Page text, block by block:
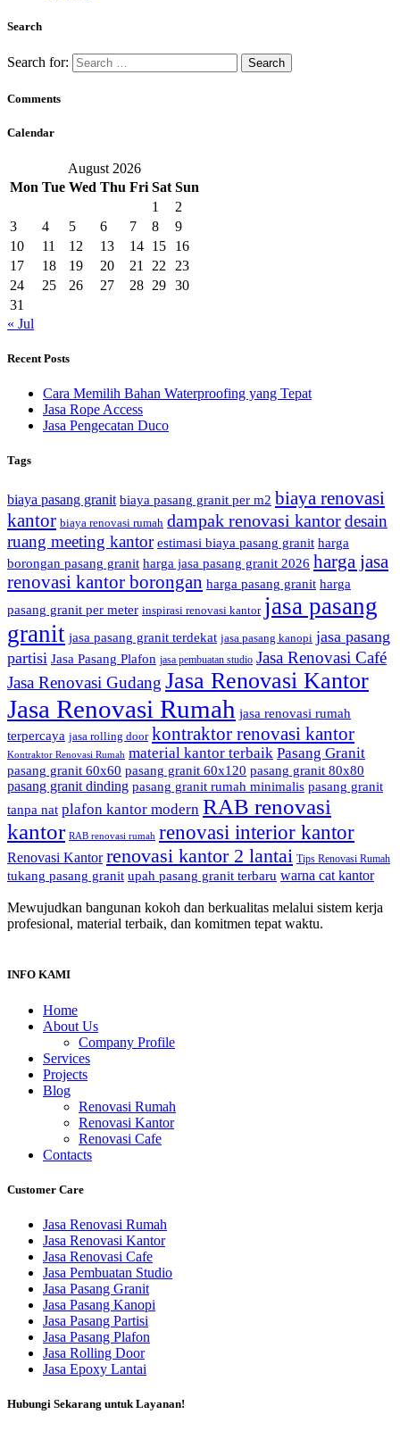
Search
Search for:
Comments
Calendar
August 2026
Mon Tue Wed Thu Fri Sat Sun
1
2
3
4 5 6 7 8
9
10
11 12 13 14 15
16
17
18 19 20 21 22
23
24
25 26 27 28 29 30
31
« Jul
Recent Posts
Cara Memilih Bahan Waterproofing yang Tepat
Jasa Rope Access
Jasa Pengecatan Duco
Tags
biaya pasang granit biaya pasang granit per m2 biaya renovasi
kantor biaya renovasi rumah dampak renovasi kantordesain
ruang meeting kantor estimasi biaya pasang granit harga
borongan pasang granit harga jasa pasang granit 2026 harga jasa
renovasi kantor borongan harga pasang granit harga
pasang granit per meter inspirasi renovasi kantor jasa pasang
granit jasa pasang granit terdekat jasa pasang kanopi jasa pasang
partisi Jasa Pasang Plafon jasa pembuatan studio Jasa Renovasi Café
Jasa Renovasi Gudang Jasa Renovasi Kantor
Jasa Renovasi Rumah jasa renovasi rumah
terpercaya jasa rolling door kontraktor renovasi kantor
Kontraktor Renovasi Rumah material kantor terbaik Pasang Granit
pasang granit 60x60 pasang granit 60x120 pasang granit 80x80
pasang granit dinding pasang granit rumah minimalis pasang granit
tanpa nat plafon kantor modern RAB renovasi
kantor RAB renovasi rumah renovasi interior kantor
Renovasi Kantor renovasi kantor 2 lantai Tips Renovasi Rumah
tukang pasang granit upah pasang granit terbaru warna cat kantor
Mewujudkan bangunan kokoh dan berkualitas melalui sistem kerja
profesional, material terbaik, dan komitmen tepat waktu.
INFO KAMI
Home
About Us
Company Profile
Services
Projects
Blog
Renovasi Rumah
Renovasi Kantor
Renovasi Cafe
Contacts
Customer Care
Jasa Renovasi Rumah
Jasa Renovasi Kantor
Jasa Renovasi Cafe
Jasa Pembuatan Studio
Jasa Pasang Granit
Jasa Pasang Kanopi
Jasa Pasang Partisi
Jasa Pasang Plafon
Jasa Rolling Door
Jasa Epoxy Lantai
Hubungi Sekarang untuk Layanan!